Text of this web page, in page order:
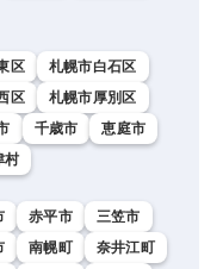
区
札幌市白石区
区
札幌市厚別区
千歳市
恵庭市
村
赤平市
三笠市
南幌町
奈井江町